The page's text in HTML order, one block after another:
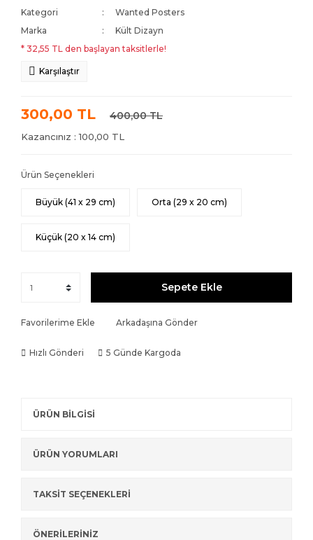
Kategori
Wanted Posters
Marka
Kült Dizayn
* 32,55 TL den başlayan taksitlerle!
Karşılaştır
300,00 TL 400,00 TL
Kazancınız : 100,00 TL
Ürün Seçenekleri
Büyük (41 x 29 cm) Orta (29 x 20 cm)
Küçük (20 x 14 cm)
Sepete Ekle
Favorilerime Ekle Arkadaşına Gönder
Hızlı Gönderi 5 Günde Kargoda
ÜRÜN BİLGİSİ
ÜRÜN YORUMLARI
TAKSİT SEÇENEKLERİ
ÖNERİLERİNİZ